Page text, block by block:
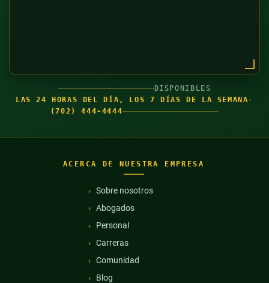
DISPONIBLES
LAS 24 HORAS DEL DÍA, LOS 7 DÍAS DE LA SEMANA ·
(702) 444-4444
ACERCA DE NUESTRA EMPRESA
Sobre nosotros
Abogados
Personal
Carreras
Comunidad
Blog